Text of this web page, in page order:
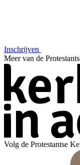
Inschrijven
Meer van de
Volg de Protestantse